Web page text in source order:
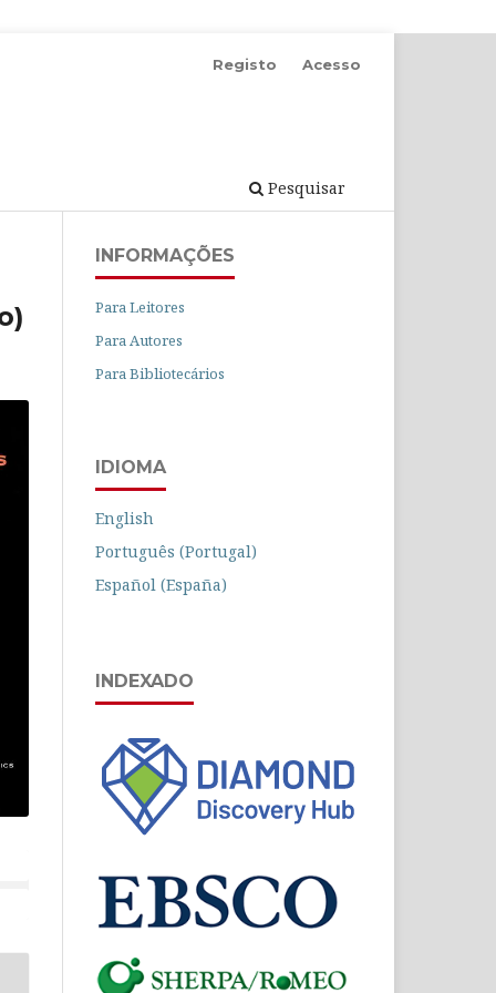
Pesquisar
Registo Acesso
INFORMAÇÕES
Para Leitores
Para Autores
Para Bibliotecários
IDIOMA
English
Português (Portugal)
Español (España)
INDEXADO